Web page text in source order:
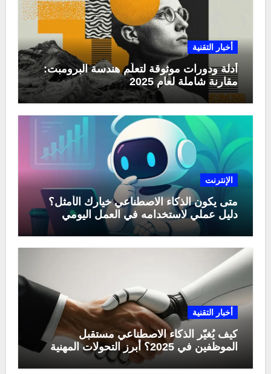
أخبار التقنية
أدلة ودورات موثوقة لتعلّم هندسة البرومبت:
مقارنة شاملة لعام 2025
الإنترنت
متى يكون الذكاء الاصطناعي خيارك الأمثل؟
دليل عملي لاستخدامه في العمل اليومي
أخبار التقنية
كيف يُغيّر الذكاء الاصطناعي مستقبل
الموظفين في 2025؟ أبرز التحولات المهنية